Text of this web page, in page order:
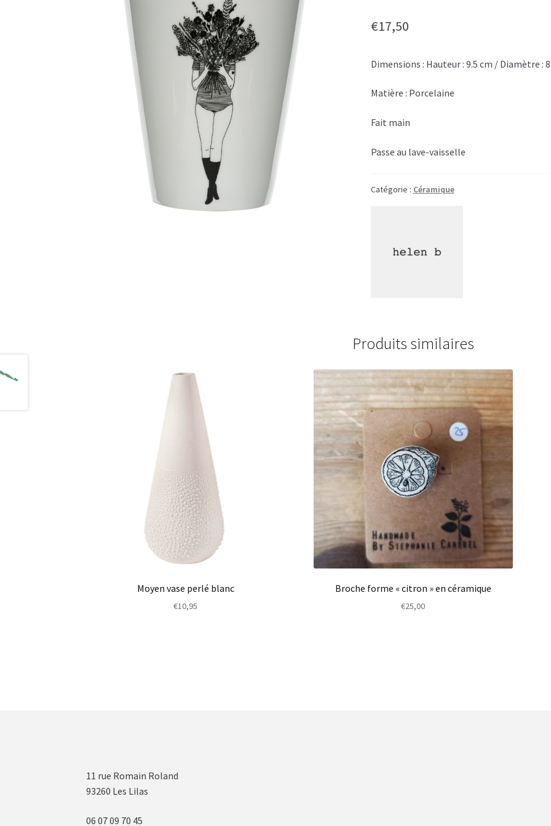
€17,50
Dimensions : Hauteur : 9.5 cm / Diamètre :
Matière : Porcelaine
Fait main
Passe au lave-vaisselle
Catégorie : Céramique
Produits similaires
Moyen vase perlé blanc
€10,95
Broche forme « citron » en céramique
€25,00
11 rue Romain Roland
93260 Les Lilas
06 07 09 70 45